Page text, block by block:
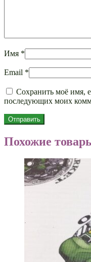
Имя *
Email *
Сохранить моё имя,
последующих моих
Похожие